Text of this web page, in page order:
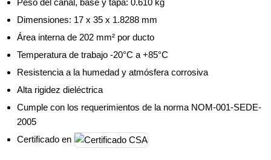
Dimensiones: 17 x 35 x 1.8288 mm
Área interna de 202 mm² por ducto
Temperatura de trabajo -20°C a +85°C
Resistencia a la humedad y atmósfera corrosiva
Alta rigidez dieléctrica
Cumple con los requerimientos de la norma NOM-001-SEDE-
2005
Certificado en